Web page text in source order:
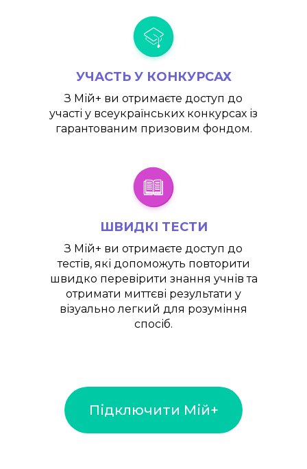
УЧАСТЬ У КОНКУРСАХ
З Мій+ ви отримаєте доступ до
участі у всеукраїнських конкурсах із
гарантованим призовим фондом.
ШВИДКІ ТЕСТИ
З Мій+ ви отримаєте доступ до
тестів, які допоможуть повторити
швидко перевірити знання учнів та
отримати миттєві результати у
візуально легкий для розуміння
спосіб.
Підключити Мій+